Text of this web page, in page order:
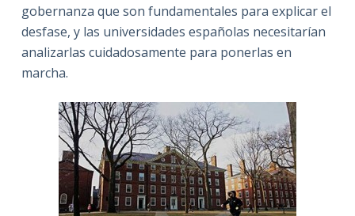
gobernanza que son fundamentales para explicar el
desfase, y las universidades españolas necesitarían
analizarlas cuidadosamente para ponerlas en
marcha.